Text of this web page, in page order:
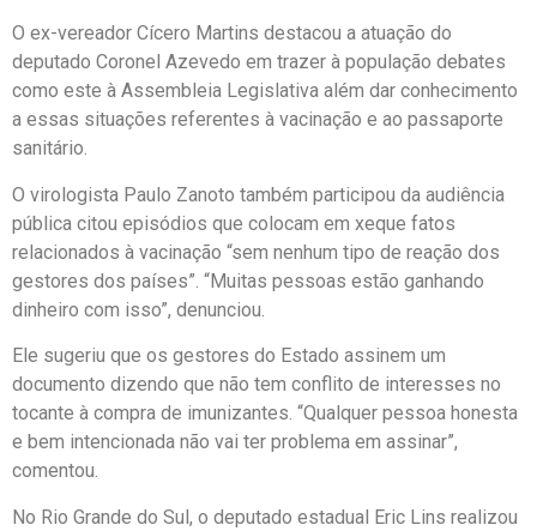
O ex-vereador Cícero Martins destacou a atuação do
deputado Coronel Azevedo em trazer à população debates
como este à Assembleia Legislativa além dar conhecimento
a essas situações referentes à vacinação e ao passaporte
sanitário.
O virologista Paulo Zanoto também participou da audiência
pública citou episódios que colocam em xeque fatos
relacionados à vacinação “sem nenhum tipo de reação dos
gestores dos países”. “Muitas pessoas estão ganhando
dinheiro com isso”, denunciou.
Ele sugeriu que os gestores do Estado assinem um
documento dizendo que não tem conflito de interesses no
tocante à compra de imunizantes. “Qualquer pessoa honesta
e bem intencionada não vai ter problema em assinar”,
comentou.
No Rio Grande do Sul, o deputado estadual Eric Lins realizou